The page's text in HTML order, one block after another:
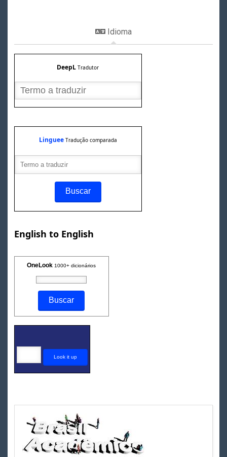
Idioma
DeepL Tradutor
Linguee Tradução comparada
English to English
OneLook 1000+ dicionários